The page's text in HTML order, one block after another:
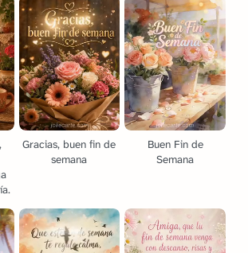
Gracias, buen fin de
semana
Buen Fin de
Semana